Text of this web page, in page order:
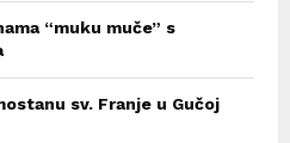
“muku muče” s
sv. Franje u Gučoj